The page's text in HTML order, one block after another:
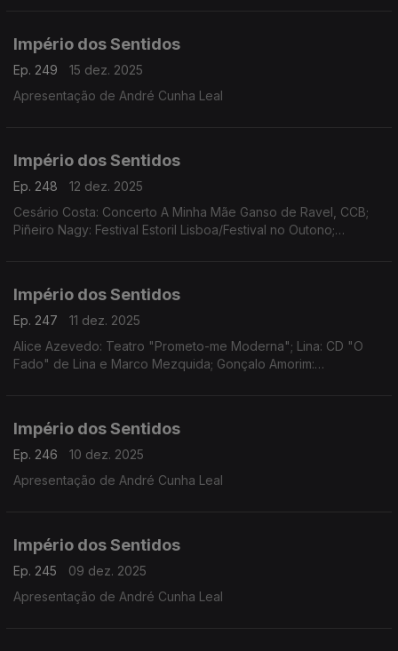
Império dos Sentidos
Ep. 249
15 dez. 2025
Apresentação de André Cunha Leal
Império dos Sentidos
Ep. 248
12 dez. 2025
Cesário Costa: Concerto A Minha Mãe Ganso de Ravel, CCB;
Piñeiro Nagy: Festival Estoril Lisboa/Festival no Outono;
Império dos Sentidos
Ep. 247
11 dez. 2025
Alice Azevedo: Teatro "Prometo-me Moderna"; Lina: CD "O
Fado" de Lina e Marco Mezquida; Gonçalo Amorim:
Império dos Sentidos
Ep. 246
10 dez. 2025
Apresentação de André Cunha Leal
Império dos Sentidos
Ep. 245
09 dez. 2025
Apresentação de André Cunha Leal